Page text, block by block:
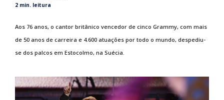
2 min. leitura
Aos 76 anos, o cantor britânico vencedor de cinco Grammy, com mais
de 50 anos de carreira e 4.600 atuações por todo o mundo, despediu-
se dos palcos em Estocolmo, na Suécia.